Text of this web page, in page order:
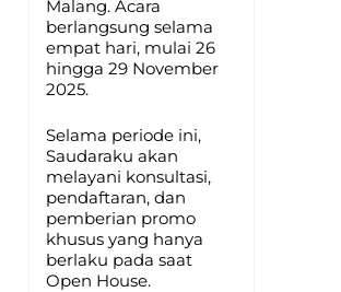
Malang. Acara
berlangsung selama
empat hari, mulai 26
hingga 29 November
2025.
Selama periode ini,
Saudaraku akan
melayani konsultasi,
pendaftaran, dan
pemberian promo
khusus yang hanya
berlaku pada saat
Open House.